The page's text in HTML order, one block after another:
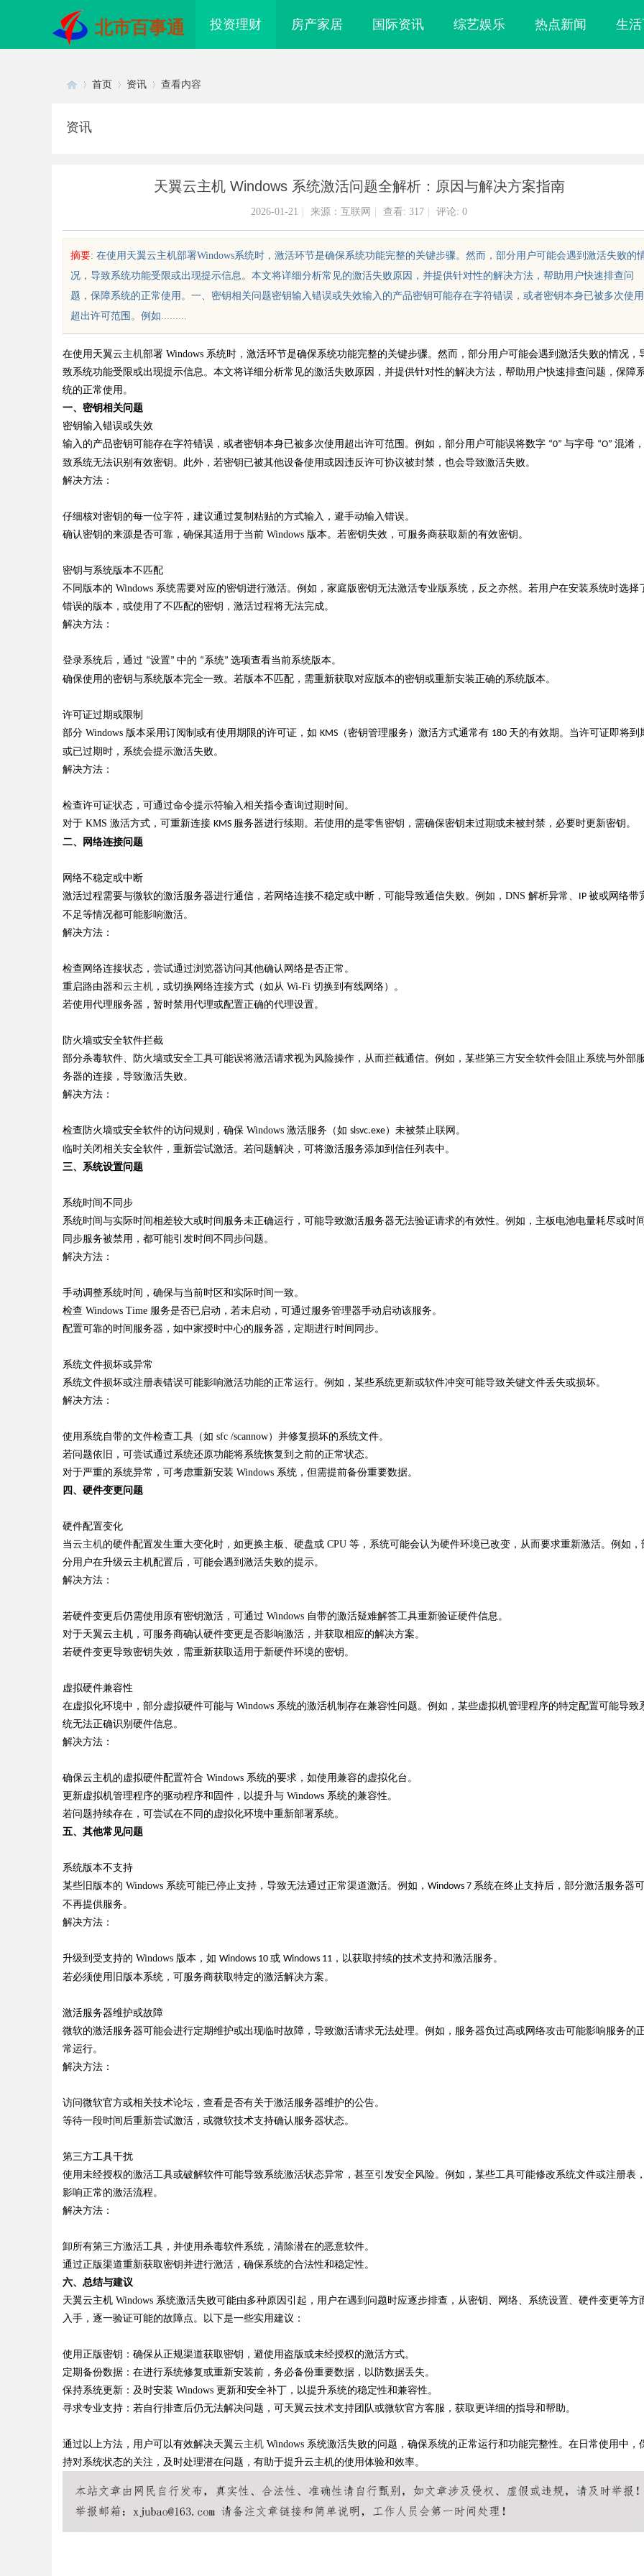
北市百事通 投资理财 房产家居 国际资讯 综艺娱乐 热点新闻 生
sc
uz
!
Bo
d
首页 资讯 查看内容
资讯
天翼云主机 Windows 系统激活问题全解析：原因与解决方案指南
2026-01-21 来源：互联网 查看: 317 评论: 0
摘要: 在使用天翼云主机部署Windows系统时，激活环节是确保系统功能完整的关键步骤。然而，部分用户可能会遇到激活失败的
况，导致系统功能受限或出现提示信息。本文将详细分析常见的激活失败原因，并提供针对性的解决方法，帮助用户快速排查问
题，保障系统的正常使用。一、密钥相关问题密钥输入错误或失效输入的产品密钥可能存在字符错误，或者密钥本身已被多次使用
超出许可范围。例如.........
在使用天翼云主机部署 Windows 系统时，激活环节是确保系统功能完整的关键步骤。然而，部分用户可能会遇到激活失败的情况，
致系统功能受限或出现提示信息。本文将详细分析常见的激活失败原因，并提供针对性的解决方法，帮助用户快速排查问题，保障
统的正常使用。
一、密钥相关问题
密钥输入错误或失效
输入的产品密钥可能存在字符错误，或者密钥本身已被多次使用超出许可范围。例如，部分用户可能误将数字 “0” 与字母 “O” 混淆
致系统无法识别有效密钥。此外，若密钥已被其他设备使用或因违反许可协议被封禁，也会导致激活失败。
解决方法：
仔细核对密钥的每一位字符，建议通过复制粘贴的方式输入，避手动输入错误。
确认密钥的来源是否可靠，确保其适用于当前 Windows 版本。若密钥失效，可服务商获取新的有效密钥。
密钥与系统版本不匹配
不同版本的 Windows 系统需要对应的密钥进行激活。例如，家庭版密钥无法激活专业版系统，反之亦然。若用户在安装系统时选择
错误的版本，或使用了不匹配的密钥，激活过程将无法完成。
解决方法：
登录系统后，通过 “设置” 中的 “系统” 选项查看当前系统版本。
确保使用的密钥与系统版本完全一致。若版本不匹配，需重新获取对应版本的密钥或重新安装正确的系统版本。
许可证过期或限制
部分 Windows 版本采用订阅制或有使用期限的许可证，如 KMS （密钥管理服务）激活方式通常有 180 天的有效期。当许可证即将到
或已过期时，系统会提示激活失败。
解决方法：
检查许可证状态，可通过命令提示符输入相关指令查询过期时间。
对于 KMS 激活方式，可重新连接 KMS 服务器进行续期。若使用的是零售密钥，需确保密钥未过期或未被封禁，必要时更新密钥。
二、网络连接问题
网络不稳定或中断
激活过程需要与微软的激活服务器进行通信，若网络连接不稳定或中断，可能导致通信失败。例如， DNS 解析异常、 IP 被或网络带
不足等情况都可能影响激活。
解决方法：
检查网络连接状态，尝试通过浏览器访问其他确认网络是否正常。
重启路由器和云主机 ，或切换网络连接方式（如从 Wi-Fi 切换到有线网络）。
若使用代理服务器，暂时禁用代理或配置正确的代理设置。
防火墙或安全软件拦截
部分杀毒软件、防火墙或安全工具可能误将激活请求视为风险操作，从而拦截通信。例如，某些第三方安全软件会阻止系统与外部
务器的连接，导致激活失败。
解决方法：
检查防火墙或安全软件的访问规则，确保 Windows 激活服务（如 slsvc.exe）未被禁止联网。
临时关闭相关安全软件，重新尝试激活。若问题解决，可将激活服务添加到信任列表中。
三、系统设置问题
系统时间不同步
系统时间与实际时间相差较大或时间服务未正确运行，可能导致激活服务器无法验证请求的有效性。例如，主板电池电量耗尽或时
同步服务被禁用，都可能引发时间不同步问题。
解决方法：
手动调整系统时间，确保与当前时区和实际时间一致。
检查 Windows Time 服务是否已启动，若未启动，可通过服务管理器手动启动该服务。
配置可靠的时间服务器，如中家授时中心的服务器，定期进行时间同步。
系统文件损坏或异常
系统文件损坏或注册表错误可能影响激活功能的正常运行。例如，某些系统更新或软件冲突可能导致关键文件丢失或损坏。
解决方法：
使用系统自带的文件检查工具（如 sfc /scannow）并修复损坏的系统文件。
若问题依旧，可尝试通过系统还原功能将系统恢复到之前的正常状态。
对于严重的系统异常，可考虑重新安装 Windows 系统，但需提前备份重要数据。
四、硬件变更问题
硬件配置变化
当云主机的硬件配置发生重大变化时，如更换主板、硬盘或 CPU 等，系统可能会认为硬件环境已改变，从而要求重新激活。例如，
分用户在升级云主机配置后，可能会遇到激活失败的提示。
解决方法：
若硬件变更后仍需使用原有密钥激活，可通过 Windows 自带的激活疑难解答工具重新验证硬件信息。
对于天翼云主机，可服务商确认硬件变更是否影响激活，并获取相应的解决方案。
若硬件变更导致密钥失效，需重新获取适用于新硬件环境的密钥。
虚拟硬件兼容性
在虚拟化环境中，部分虚拟硬件可能与 Windows 系统的激活机制存在兼容性问题。例如，某些虚拟机管理程序的特定配置可能导致
统无法正确识别硬件信息。
解决方法：
确保云主机的虚拟硬件配置符合 Windows 系统的要求，如使用兼容的虚拟化台。
更新虚拟机管理程序的驱动程序和固件，以提升与 Windows 系统的兼容性。
若问题持续存在，可尝试在不同的虚拟化环境中重新部署系统。
五、其他常见问题
系统版本不支持
某些旧版本的 Windows 系统可能已停止支持，导致无法通过正常渠道激活。例如， Windows 7 系统在终止支持后，部分激活服务器
不再提供服务。
解决方法：
升级到受支持的 Windows 版本，如 Windows 10 或 Windows 11 ，以获取持续的技术支持和激活服务。
若必须使用旧版本系统，可服务商获取特定的激活解决方案。
激活服务器维护或故障
微软的激活服务器可能会进行定期维护或出现临时故障，导致激活请求无法处理。例如，服务器负过高或网络攻击可能影响服务的
常运行。
解决方法：
访问微软官方或相关技术论坛，查看是否有关于激活服务器维护的公告。
等待一段时间后重新尝试激活，或微软技术支持确认服务器状态。
第三方工具干扰
使用未经授权的激活工具或破解软件可能导致系统激活状态异常，甚至引发安全风险。例如，某些工具可能修改系统文件或注册表
影响正常的激活流程。
解决方法：
卸所有第三方激活工具，并使用杀毒软件系统，清除潜在的恶意软件。
通过正版渠道重新获取密钥并进行激活，确保系统的合法性和稳定性。
六、总结与建议
天翼云主机 Windows 系统激活失败可能由多种原因引起，用户在遇到问题时应逐步排查，从密钥、网络、系统设置、硬件变更等方
入手，逐一验证可能的故障点。以下是一些实用建议：
使用正版密钥：确保从正规渠道获取密钥，避使用盗版或未经授权的激活方式。
定期备份数据：在进行系统修复或重新安装前，务必备份重要数据，以防数据丢失。
保持系统更新：及时安装 Windows 更新和安全补丁，以提升系统的稳定性和兼容性。
寻求专业支持：若自行排查后仍无法解决问题，可天翼云技术支持团队或微软官方客服，获取更详细的指导和帮助。
通过以上方法，用户可以有效解决天翼云主机 Windows 系统激活失败的问题，确保系统的正常运行和功能完整性。在日常使用中，
持对系统状态的关注，及时处理潜在问题，有助于提升云主机的使用体验和效率。
影网：打造全方位影视娱乐体
的创新力量